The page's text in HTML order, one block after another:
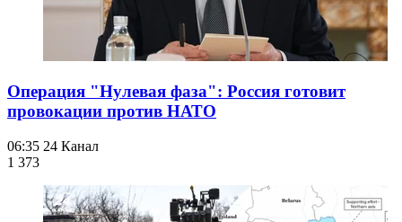
Операция "Нулевая фаза": Россия готовит
провокации против НАТО
06:35 24 Канал
1 373